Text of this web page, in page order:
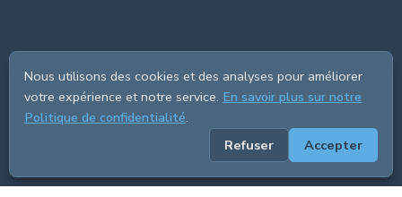
Nous utilisons des cookies et des analyses pour améliorer
votre expérience et notre service. En savoir plus sur notre
Politique de confidentialité.
Refuser
Accepter